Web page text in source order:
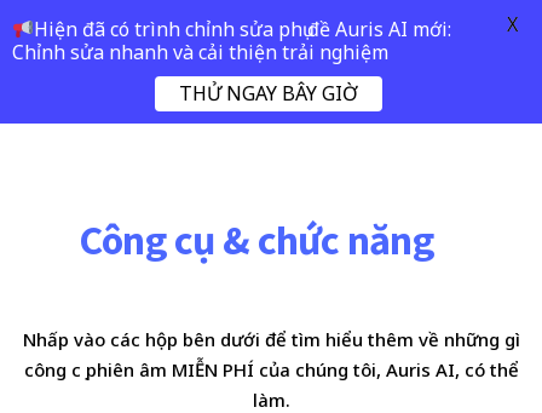
Công cụ & chức năng
Nhấp vào các hộp bên dưới để tìm hiểu thêm về những gì
công cụ phiên âm MIỄN PHÍ của chúng tôi, Auris AI, có thể
làm.
Hiện đã có trình chỉnh sửa phụ đề Auris AI mới:
Chỉnh sửa nhanh và cải thiện trải nghiệm
THỬ NGAY BÂY GIỜ
X